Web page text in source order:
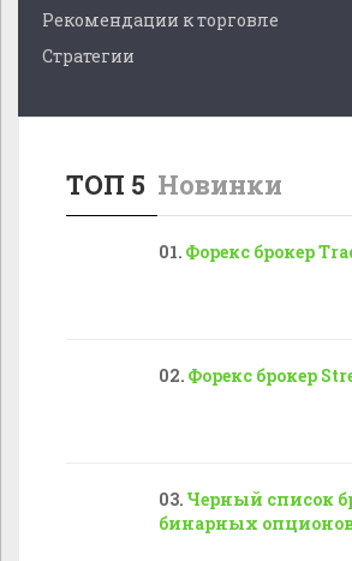
Рекомендации к торговле
Стратегии
ТОП 5 Новинки
Форекс брокер
Форекс брокер
Черный список
бинарных опционов